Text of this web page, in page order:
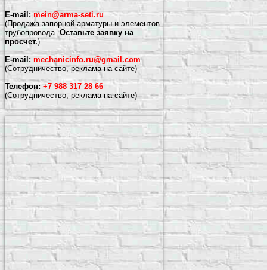
E-mail: mein@arma-seti.ru
(Продажа запорной арматуры и элементов
трубопровода.Оставьте заявку на
просчет.)
E-mail: mechanicinfo.ru@gmail.com
(Сотрудничество, реклама на сайте)
Телефон: +7 988 317 28 66
(Сотрудничество, реклама на сайте)